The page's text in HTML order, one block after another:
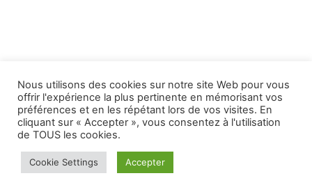
Nous utilisons des cookies sur notre site Web pour vous
offrir l'expérience la plus pertinente en mémorisant vos
préférences et en les répétant lors de vos visites. En
cliquant sur « Accepter », vous consentez à l'utilisation
de TOUS les cookies.
Cookie Settings Accepter